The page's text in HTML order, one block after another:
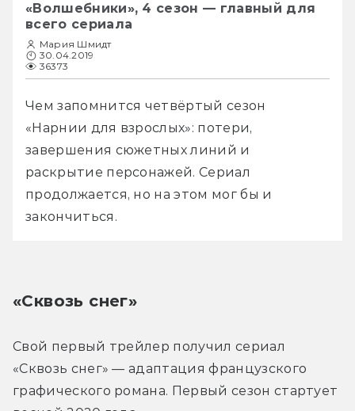
«Волшебники», 4 сезон — главный для
всего сериала
Мария Шмидт
30.04.2019
36373
Чем запомнится четвёртый сезон
«Нарнии для взрослых»: потери,
завершения сюжетных линий и
раскрытие персонажей. Сериал
продолжается, но на этом мог бы и
закончиться.
«Сквозь снег»
Свой первый трейлер получил сериал
«Сквозь снег» — адаптация французского
графического романа. Первый сезон стартует